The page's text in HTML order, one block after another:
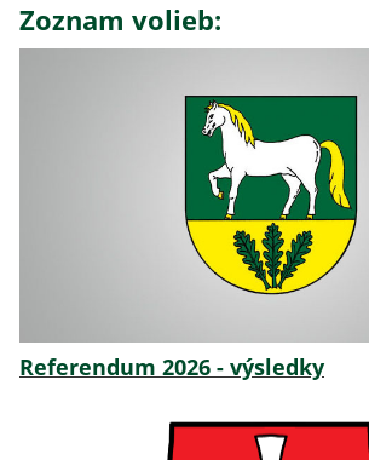
Zoznam volieb:
Referendum 2026 - výsledky